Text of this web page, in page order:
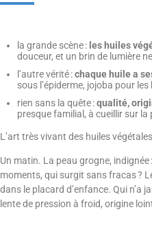
la grande scène : les huiles
douceur, et un brin de lumière
l’autre vérité :chaque huile a
sous l’épiderme, jojoba pour
rien sans la quête :qualité,
presque familial, à cueillir sur la
L’art très vivant des huiles
Un matin. La peau grogne,
moments, qui surgit sans fracas ?
dans le placard d’enfance. Qui n’a
lente de pression à froid, origine